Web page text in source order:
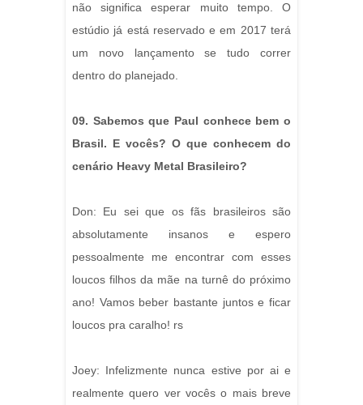
não significa esperar muito tempo. O
estúdio já está reservado e em 2017 terá
um novo lançamento se tudo correr
dentro do planejado.
09. Sabemos que Paul conhece bem o
Brasil. E vocês? O que conhecem do
cenário Heavy Metal Brasileiro?
Don: Eu sei que os fãs brasileiros são
absolutamente insanos e espero
pessoalmente me encontrar com esses
loucos filhos da mãe na turnê do próximo
ano! Vamos beber bastante juntos e ficar
loucos pra caralho! rs
Joey: Infelizmente nunca estive por ai e
realmente quero ver vocês o mais breve